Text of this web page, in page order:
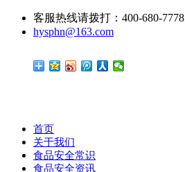
客服热线请拨打：400-680-7778
hysphn@163.com
首页
关于我们
食品安全常识
食品安全资讯